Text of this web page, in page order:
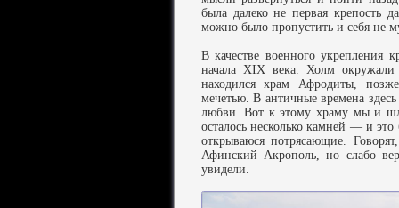
была далеко не первая крепость
можно было пропустить и себя не
В качестве военного укрепления
начала XIX века. Холм
находился храм Афродиты,
мечетью. В античные времена
любви. Вот к этому храму мы и
осталось несколько камней — и
открываюся потрясающие.
Афинский Акрополь, но слабо
увидели.